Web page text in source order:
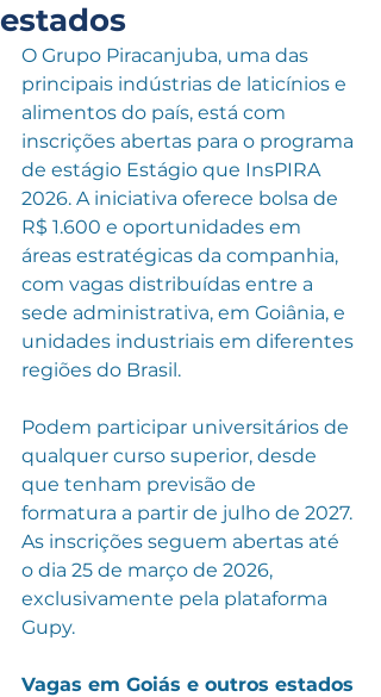
estados
O Grupo Piracanjuba, uma das
principais indústrias de laticínios e
alimentos do país, está com
inscrições abertas para o programa
de estágio Estágio que InsPIRA
2026. A iniciativa oferece bolsa de
R$ 1.600 e oportunidades em
áreas estratégicas da companhia,
com vagas distribuídas entre a
sede administrativa, em Goiânia, e
unidades industriais em diferentes
regiões do Brasil.
Podem participar universitários de
qualquer curso superior, desde
que tenham previsão de
formatura a partir de julho de 2027.
As inscrições seguem abertas até
o dia 25 de março de 2026,
exclusivamente pela plataforma
Gupy.
Vagas em Goiás e outros estados